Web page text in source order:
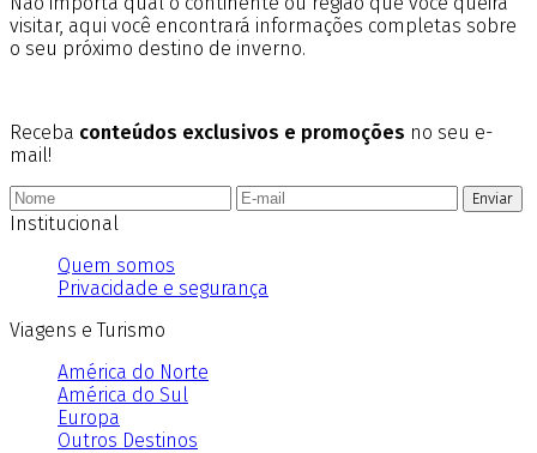
visitar, aqui você encontrará informações completas sobre
o seu próximo destino de inverno.
Receba conteúdos exclusivos e promoções no seu e-
mail!
Enviar
Institucional
Quem somos
Privacidade e segurança
Viagens e Turismo
América do Norte
América do Sul
Europa
Outros Destinos